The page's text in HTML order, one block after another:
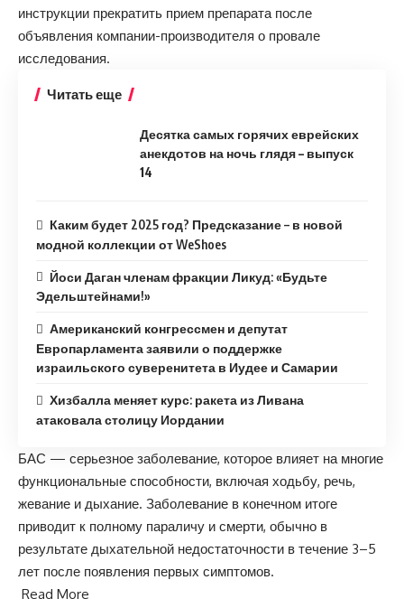
инструкции прекратить прием препарата после
объявления компании-производителя о провале
исследования.
Читать еще
Десятка самых горячих еврейских
анекдотов на ночь глядя – выпуск
14
Каким будет 2025 год? Предсказание – в новой
модной коллекции от WeShoes
Йоси Даган членам фракции Ликуд: «Будьте
Эдельштейнами!»
Американский конгрессмен и депутат
Европарламента заявили о поддержке
израильского суверенитета в Иудее и Самарии
Хизбалла меняет курс: ракета из Ливана
атаковала столицу Иордании
БАС — серьезное заболевание, которое влияет на многие
функциональные способности, включая ходьбу, речь,
жевание и дыхание. Заболевание в конечном итоге
приводит к полному параличу и смерти, обычно в
результате дыхательной недостаточности в течение 3–5
лет после появления первых симптомов.
Read More